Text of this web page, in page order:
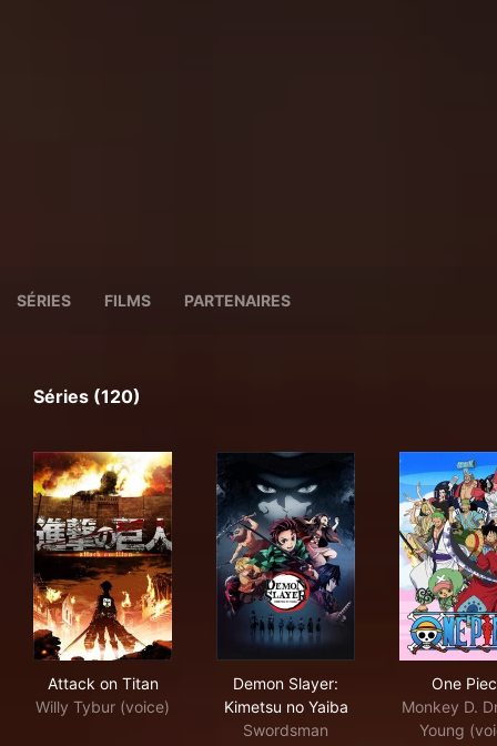
SÉRIES FILMS PARTENAIRES
Séries (120)
Attack on Titan
Willy Tybur (voice)
Demon Slayer:
Kimetsu no Yaiba
Swordsman
One
Monkey D.
Young